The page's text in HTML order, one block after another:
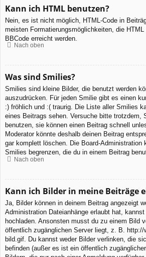
Kann ich HTML benutzen?
Nein, es ist nicht möglich, HTML-Code in
meisten Formatierungsmöglichkeiten, die
BBCode erreicht werden.
Nach oben
Was sind Smilies?
Smilies sind kleine Bilder, die benutzt werden
auszudrücken. Für jeden Smilie gibt es einen
:) fröhlich und :( traurig. Die Liste aller Smilies
eines Beitrags sehen. Versuche bitte trotzdem,
benutzen, sie können einen Beitrag schnell
Moderator könnte deshalb deinen Beitrag
gar komplett löschen. Die Board-Administration
Smilies begrenzen, die du in einem Beitrag
Nach oben
Kann ich Bilder in meine Beiträge
Ja, Bilder können in deinem Beitrag angezeigt
Administration Dateianhänge erlaubt hat,
hochladen. Ansonsten musst du zu einem Bild
öffentlich zugänglichen Server liegt, z. B. http://
bild.gif. Du kannst weder Bilder verlinken, die
befinden (außer es ist ein öffentlich